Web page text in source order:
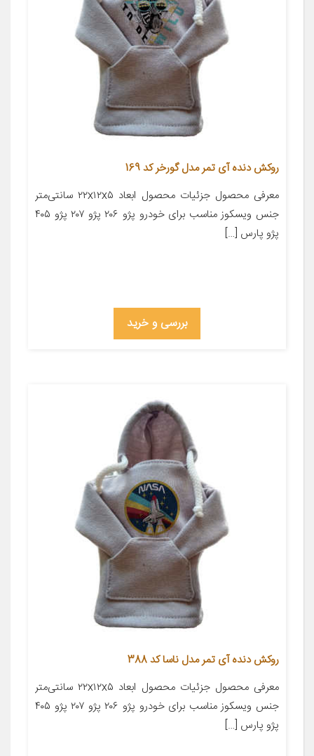
روکش دنده آی تمر مدل گورخر کد 169
معرفی محصول جزئیات محصول ابعاد ۲۲x۱۲x۵ سانتی‌متر
جنس ویسکوز مناسب برای خودرو پژو ۲۰۶ پژو ۲۰۷ پژو ۴۰۵
پژو پارس […]
بررسی و خرید
روکش دنده آی تمر مدل ناسا کد 388
معرفی محصول جزئیات محصول ابعاد ۲۲x۱۲x۵ سانتی‌متر
جنس ویسکوز مناسب برای خودرو پژو ۲۰۶ پژو ۲۰۷ پژو ۴۰۵
پژو پارس […]